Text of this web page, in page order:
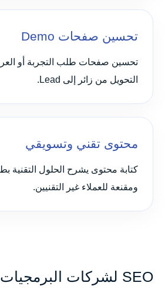
تحسين صفحات Demo
تحسين صفحات طلب التجربة أو
التحويل من زائر إلى Lead.
محتوى تقني وتسويقي
كتابة محتوى يشرح الحلول التقنية
ومقنعة للعملاء غير التقنيين.
SEO لشركات البرمجيات